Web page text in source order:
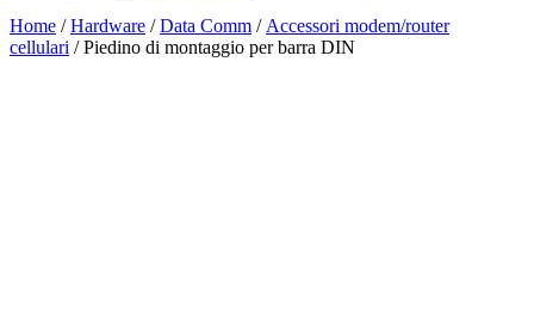
Home /Hardware /Data Comm / Accessori modem/router
cellulari / Piedino di montaggio per barra DIN